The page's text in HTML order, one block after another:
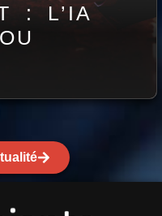
: L’IA